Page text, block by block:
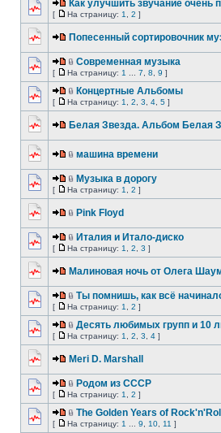
Как улучшить звучание очень
[ На страницу: 1 2 ]
Попесенный сортировочник
Современная музыка
[ На страницу: 1 7 8 9 ]
Концертные Альбомы
[ На страницу: 1 2 3 4 5 ]
Белая Звезда. Альбом Белая
машина времени
Музыка в дорогу
[ На страницу: 1 2 ]
Pink Floyd
Италия и Итало-диско
[ На страницу: 1 2 3 ]
Малиновая ночь от Олега
Ты помнишь, как всё
[ На страницу: 1 2 ]
Десять любимых групп и 10
[ На страницу: 1 2 3 4 ]
Meri D. Marshall
Родом из СССР
[ На страницу: 1 2 ]
The Golden Years of Rock'n'Roll
[ На страницу: 1 9 10 11 ]